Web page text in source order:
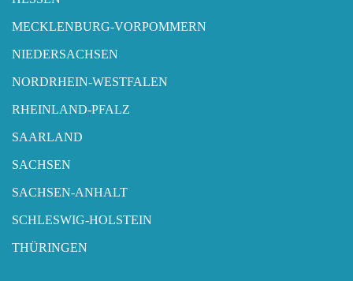
MECKLENBURG-VORPOMMERN
NIEDERSACHSEN
NORDRHEIN-WESTFALEN
RHEINLAND-PFALZ
SAARLAND
SACHSEN
SACHSEN-ANHALT
SCHLESWIG-HOLSTEIN
THÜRINGEN